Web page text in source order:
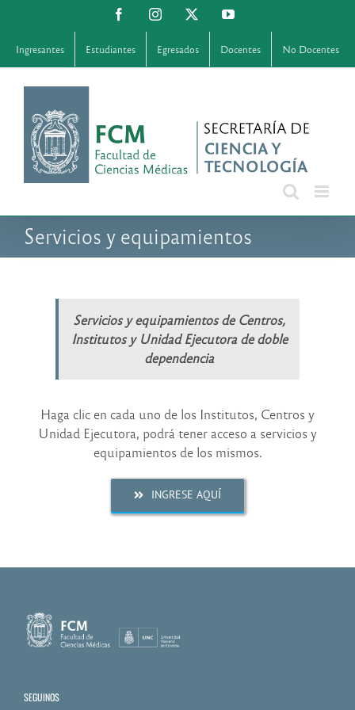
contenido
FacebookInstagram YouTube
Ingresantes Estudiantes Egresados Docentes No Docentes
Servicios y equipamientos
Servicios y equipamientos de Centros,
Institutos y Unidad Ejecutora de doble
dependencia
Haga clic en cada uno de los Institutos, Centros y
Unidad Ejecutora, podrá tener acceso a servicios y
equipamientos de los mismos.
INGRESE AQUÍ
SEGUINOS